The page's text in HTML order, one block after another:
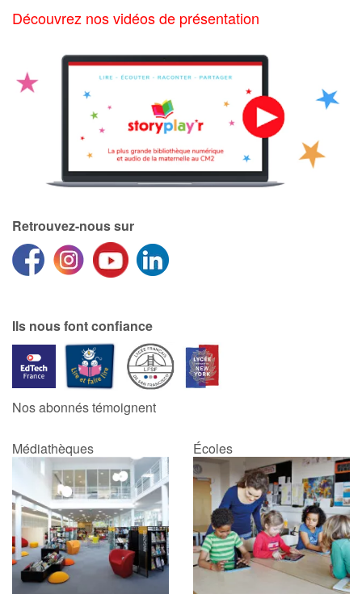
Découvrez nos vidéos de présentation
Retrouvez-nous sur
Ils nous font confiance
Nos abonnés témoignent
Médiathèques Écoles